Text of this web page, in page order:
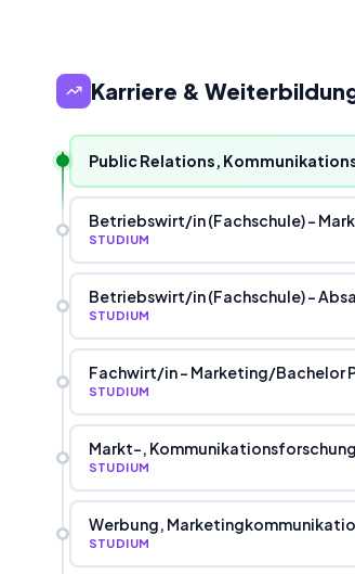
Karriere &
Public Relations,
Betriebswirt/in (Fachschule) -
STUDIUM
Betriebswirt/in (Fachschule) -
STUDIUM
Fachwirt/in - Marketing/Bachelor
STUDIUM
Markt-,
STUDIUM
Werbung,
STUDIUM